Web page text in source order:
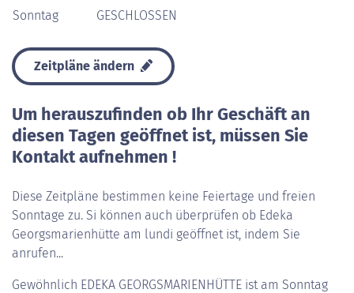
Sonntag
GESCHLOSSEN
Zeitpläne ändern
Um herauszufinden ob Ihr Geschäft an
diesen Tagen geöffnet ist, müssen Sie
Kontakt aufnehmen !
Diese Zeitpläne bestimmen keine Feiertage und freien
Sonntage zu. Si können auch überprüfen ob Edeka
Georgsmarienhütte am lundi geöffnet ist, indem Sie
anrufen...
Gewöhnlich EDEKA GEORGSMARIENHÜTTE ist am Sonntag